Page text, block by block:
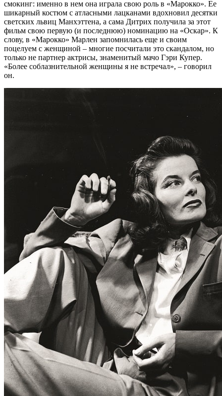
смокинг: именно в нем она играла свою роль в «Марокко». Ее
шикарный костюм с атласными лацканами вдохновил десятки
светских львиц Манхэттена, а сама Дитрих получила за этот
фильм свою первую (и последнюю) номинацию на «Оскар». К
слову, в «Марокко» Марлен запомнилась еще и своим
поцелуем с женщиной – многие посчитали это скандалом, но
только не партнер актрисы, знаменитый мачо Гэри Купер.
«Более соблазнительной женщины я не встречал», – говорил
он.